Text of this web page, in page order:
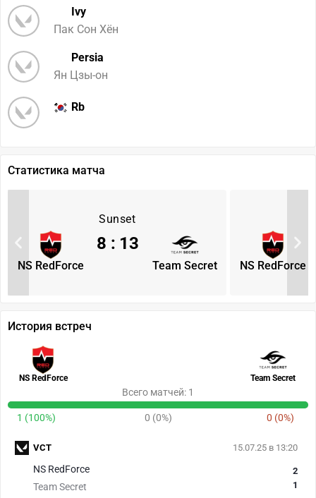
Ivy
Пак Сон Хён
Persia
Ян Цзы-он
Rb
Статистика матча
Sunset
NS RedForce Team Secret
8 : 13
NS RedForce
История встреч
NS RedForce Team Secret
Всего матчей: 1
1 (100%) 0 (0%) 0 (0%)
15.07.25 в 13:20
NS RedForce
Team Secret
2
1
VCT